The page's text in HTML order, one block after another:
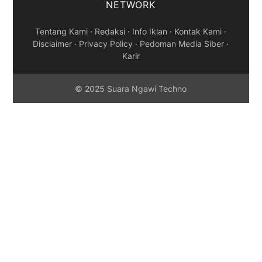
NETWORK
Tentang Kami · Redaksi · Info Iklan · Kontak Kami ·
Disclaimer · Privacy Policy · Pedoman Media Siber ·
Karir
© 2025 Suara Ngawi Techno